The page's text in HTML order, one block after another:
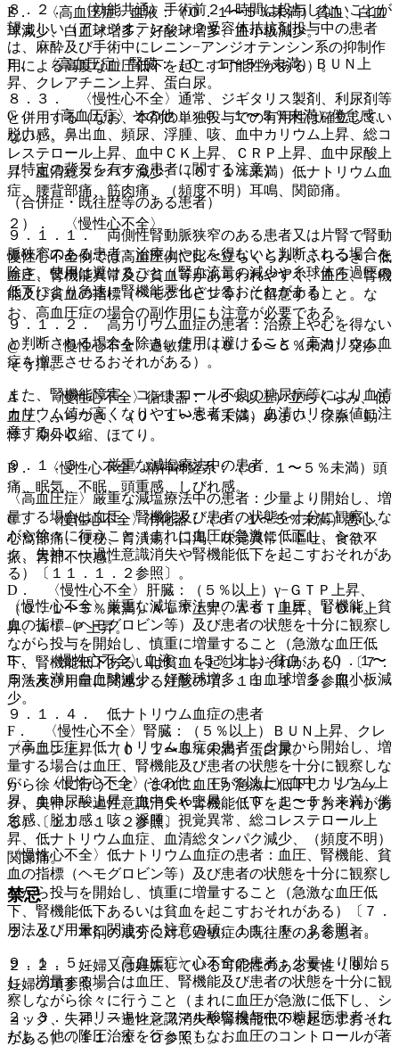
８．２． 〈効能共通〉手術前２４時間は投与しないことが
望ましい（アンジオテンシン２受容体拮抗剤投与中の患者
は、麻酔及び手術中にレニン−アンジオテンシン系の抑制作
用による高度な血圧低下を起こす可能性がある）。
８．３． 〈慢性心不全〉通常、ジギタリス製剤、利尿剤等
と併用する（なお、本剤の単独投与での有用性は確立してい
ない）。
（特定の背景を有する患者に関する注意）
（合併症・既往歴等のある患者）
９．１．１． 両側性腎動脈狭窄のある患者又は片腎で腎動
脈狭窄のある患者：治療上やむを得ないと判断される場合を
除き、使用は避けること（腎血流量の減少や糸球体ろ過圧の
低下により急速に腎機能悪化させるおそれがある）。
９．１．２． 高カリウム血症の患者：治療上やむを得ない
と判断される場合を除き、使用は避けること（高カリウム血
症を増悪させるおそれがある）。
また、腎機能障害、コントロール不良の糖尿病等により血清
カリウム値が高くなりやすい患者では、血清カリウム値に注
意すること。
９．１．３． 厳重な減塩療法中の患者
〈高血圧症〉厳重な減塩療法中の患者：少量より開始し、増
量する場合は血圧、腎機能及び患者の状態を十分に観察しな
がら徐々に行うこと（まれに血圧が急激に低下し、ショッ
ク、失神、一過性意識消失や腎機能低下を起こすおそれがあ
る）〔１１．１．２参照〕。
〈慢性心不全〉厳重な減塩療法中の患者：血圧、腎機能、貧
血の指標（ヘモグロビン等）及び患者の状態を十分に観察し
ながら投与を開始し、慎重に増量すること（急激な血圧低
下、腎機能低下あるいは貧血を起こすおそれがある）〔７．
用法及び用量に関連する注意の項、１１．１．２参照〕。
９．１．４． 低ナトリウム血症の患者
〈高血圧症〉低ナトリウム血症の患者：少量から開始し、増
量する場合は血圧、腎機能及び患者の状態を十分に観察しな
がら徐々に行うこと（まれに血圧が急激に低下し、ショッ
ク、失神、一過性意識消失や腎機能低下を起こすおそれがあ
る）〔１１．１．２参照〕。
〈慢性心不全〉低ナトリウム血症の患者：血圧、腎機能、貧
血の指標（ヘモグロビン等）及び患者の状態を十分に観察し
ながら投与を開始し、慎重に増量すること（急激な血圧低
下、腎機能低下あるいは貧血を起こすおそれがある）〔７．
用法及び用量に関連する注意の項、１１．１．２参照〕。
９．１．５． 〈高血圧症〉心不全の患者：少量より開始
し、増量する場合は血圧、腎機能及び患者の状態を十分に観
察しながら徐々に行うこと（まれに血圧が急激に低下し、シ
ョック、失神、一過性意識消失や腎機能低下を起こすおそれ
がある）〔１１．１．２参照〕。
E． 〈高血圧症〉血液：（０．１〜５％未満）貧血、白血
球減少、白血球増多、好酸球増多、血小板減少。
F． 〈高血圧症〉腎臓：（０．１〜５％未満）ＢＵＮ上
昇、クレアチニン上昇、蛋白尿。
G． 〈高血圧症〉その他：（０．１〜５％未満）倦怠感、
脱力感、鼻出血、頻尿、浮腫、咳、血中カリウム上昇、総コ
レステロール上昇、血中ＣＫ上昇、ＣＲＰ上昇、血中尿酸上
昇、血清総タンパク減少、（０．１％未満）低ナトリウム血
症、腰背部痛、筋肉痛、（頻度不明）耳鳴、関節痛。
２）． 〈慢性心不全〉
慢性心不全例では高血圧例に比べ立ちくらみ、ふらつき、低
血圧、腎機能異常及び貧血等があらわれやすく、血圧、腎機
能及び貧血の指標（ヘモグロビン等）に留意すること。な
お、高血圧症の場合の副作用にも注意が必要である。
@． 〈慢性心不全〉過敏症：（０．１〜５％未満）発疹、
そう痒。
A． 〈慢性心不全〉循環器：（５％以上）立ちくらみ、低
血圧、ふらつき、（０．１〜５％未満）めまい、徐脈、動
悸、期外収縮、ほてり。
B． 〈慢性心不全〉精神神経系：（０．１〜５％未満）頭
痛、眠気、不眠、頭重感、しびれ感。
C． 〈慢性心不全〉消化器：（０．１〜５％未満）悪心、
心窩部痛、便秘、胃潰瘍、口渇、味覚異常、嘔吐、食欲不
振、胃部不快感。
D． 〈慢性心不全〉肝臓：（５％以上）γ−ＧＴＰ上昇、
（０．１〜５％未満）ＡＬＴ上昇、ＡＳＴ上昇、ＬＤＨ上
昇、Ａｌ−Ｐ上昇。
E． 〈慢性心不全〉血液：（５％以上）貧血、（０．１〜
５％未満）白血球減少、好酸球増多、白血球増多、血小板減
少。
F． 〈慢性心不全〉腎臓：（５％以上）ＢＵＮ上昇、クレ
アチニン上昇、（０．１〜５％未満）蛋白尿。
G． 〈慢性心不全〉その他：（５％以上）血中カリウム上
昇、血中尿酸上昇、血中ＣＫ上昇、（０．１〜５％未満）倦
怠感、脱力感、咳、浮腫、視覚異常、総コレステロール上
昇、低ナトリウム血症、血清総タンパク減少、（頻度不明）
関節痛。
禁忌
２．１． 本剤の成分に対し過敏症の既往歴のある患者。
２．２． 妊婦又は妊娠している可能性のある女性〔９．５
妊婦の項参照〕。
２．３． アリスキレンフマル酸塩投与中の糖尿病患者（た
だし、他の降圧治療を行ってもなお血圧のコントロールが著